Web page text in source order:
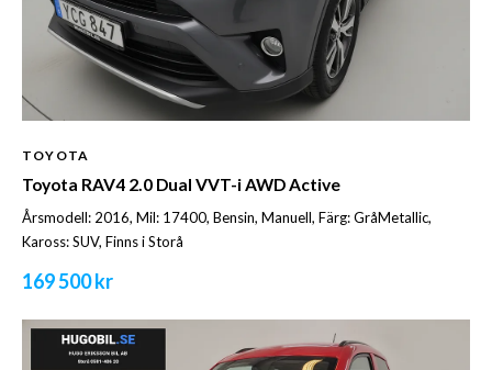
TOYOTA
Toyota RAV4 2.0 Dual VVT-i AWD Active
Årsmodell: 2016, Mil: 17400, Bensin, Manuell, Färg: GråMetallic,
Kaross: SUV, Finns i Storå
169 500 kr